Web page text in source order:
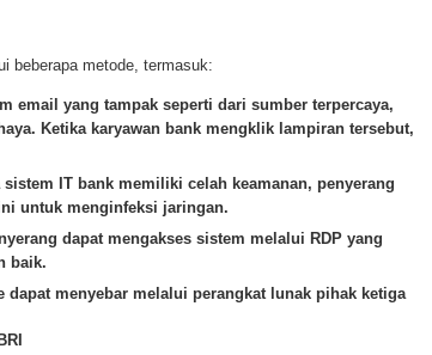
beberapa metode, termasuk:
email yang tampak seperti dari sumber terpercaya,
Ketika karyawan bank mengklik lampiran tersebut,
sistem IT bank memiliki celah keamanan, penyerang
untuk menginfeksi jaringan.
dapat mengakses sistem melalui RDP yang
baik.
dapat menyebar melalui perangkat lunak pihak ketiga